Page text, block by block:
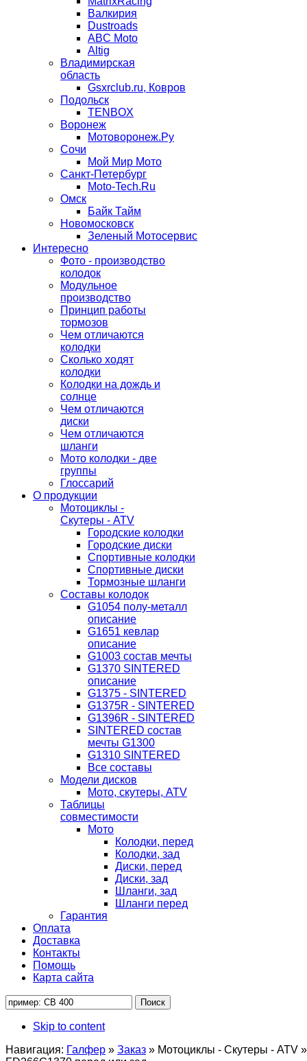
Валкирия
Dustroads
ABC Moto
Altig
Владимирская
область
Gsxrclub.ru, Ковров
Подольск
TENBOX
Воронеж
Мотоворонеж.Ру
Сочи
Мой Мир Мото
Санкт-Петербург
Moto-Tech.Ru
Омск
Байк Тайм
Новомосковск
Зеленый Мотосервис
Интересно
Фото - производство
колодок
Модульное
производство
Принцип работы
тормозов
Чем отличаются
колодки
Сколько ходят
колодки
Колодки на дождь и
солнце
Чем отличаются
диски
Чем отличаются
шланги
Мото колодки - две
группы
Глоссарий
О продукции
Мотоциклы -
Скутеры - ATV
Городские колодки
Городские диски
Спортивные колодки
Спортивные диски
Тормозные шланги
Составы колодок
G1054 полу-металл
описание
G1651 кевлар
описание
G1003 состав мечты
G1370 SINTERED
описание
G1375 - SINTERED
G1375R - SINTERED
G1396R - SINTERED
SINTERED состав
мечты G1300
G1310 SINTERED
Все составы
Модели дисков
Мото, скутеры, ATV
Таблицы
совместимости
Мото
Колодки, перед
Колодки, зад
Диски, перед
Диски, зад
Шланги, зад
Шланги перед
Гарантия
Оплата
Доставка
Контакты
Помощь
Карта сайта
Skip to content
Навигация: Галфер » Заказ » Мотоциклы - Скутеры - ATV »